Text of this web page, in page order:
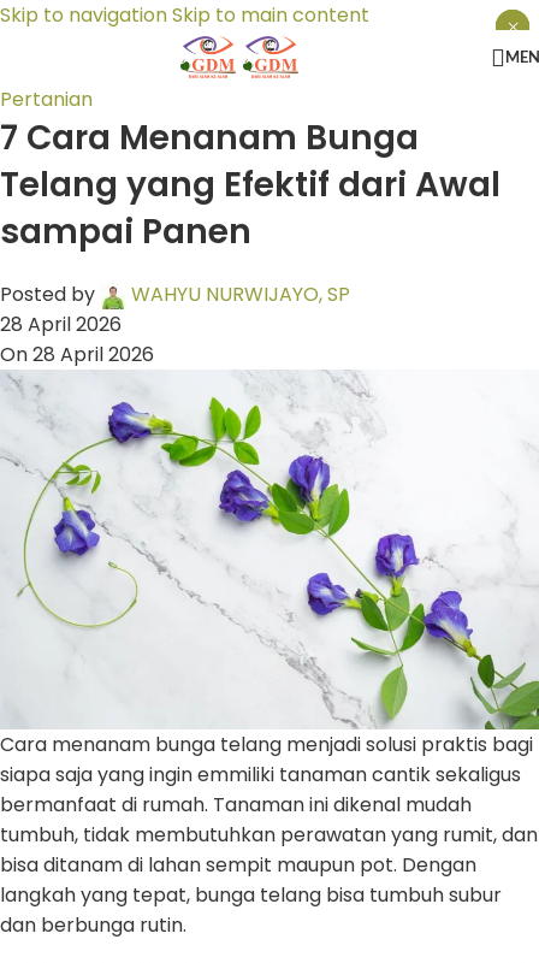
Skip to navigationSkip to main content
Pertanian
7 Cara Menanam Bunga
Telang yang Efektif dari Awal
sampai Panen
Posted by
WAHYU NURWIJAYO, SP
28 April 2026
On 28 April 2026
Cara menanam bunga telang menjadi solusi praktis bagi
siapa saja yang ingin emmiliki tanaman cantik sekaligus
bermanfaat di rumah. Tanaman ini dikenal mudah
tumbuh, tidak membutuhkan perawatan yang rumit, dan
bisa ditanam di lahan sempit maupun pot. Dengan
langkah yang tepat, bunga telang bisa tumbuh subur
dan berbunga rutin.
×
×
×